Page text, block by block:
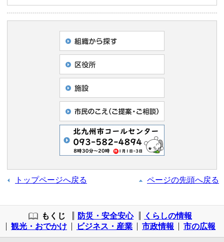
トップページへ戻る ページの先頭へ戻る
もくじ 防災・安全安心
くらしの情報
観光・おでかけ
ビジネス・産業 市政情報 市の広報